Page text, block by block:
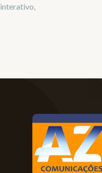
interativo,